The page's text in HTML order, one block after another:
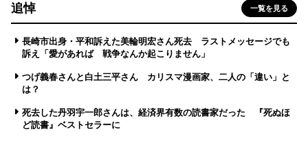
追悼 一覧を見る
長崎市出身・平和訴えた美輪明宏さん死去 ラストメッセージでも
訴え「愛があれば 戦争なんか起こりません」
つげ義春さんと白土三平さん カリスマ漫画家、二人の「違い」と
は？
死去した丹羽宇一郎さんは、経済界有数の読書家だった 『死ぬほ
ど読書』ベストセラーに